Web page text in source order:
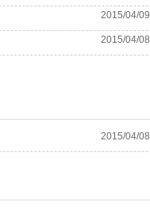
2015/04/09
2015/04/08
2015/04/08